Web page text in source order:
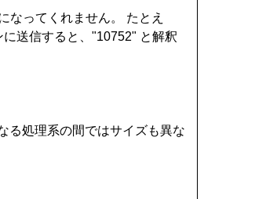
なってくれません。 たとえ
送信すると、"10752" と解釈
る処理系の間ではサイズも異な